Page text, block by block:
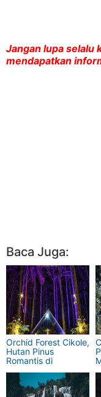
Jangan lupa selalu
mendapatkan
Baca Juga:
Orchid Forest Cikole,
Hutan Pinus
Romantis di